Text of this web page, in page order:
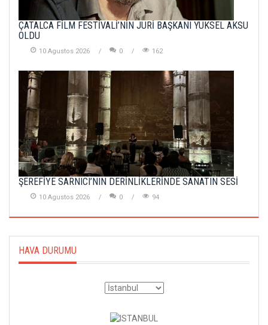
ÇATALCA FİLM FESTİVALİ’NİN JÜRİ BAŞKANI YÜKSEL AKSU
OLDU
10 Agustos 2026 0 162
ŞEREFİYE SARNICI’NIN DERİNLİKLERİNDE SANATIN SESİ
10 Agustos 2026 0 94
HAVA DURUMU